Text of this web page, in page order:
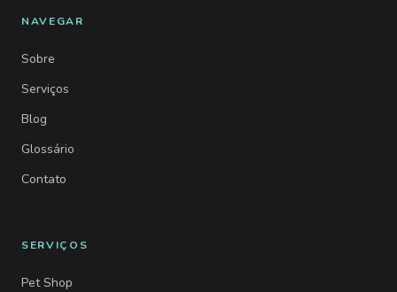
NAVEGAR
Sobre
Serviços
Blog
Glossário
Contato
SERVIÇOS
Pet Shop